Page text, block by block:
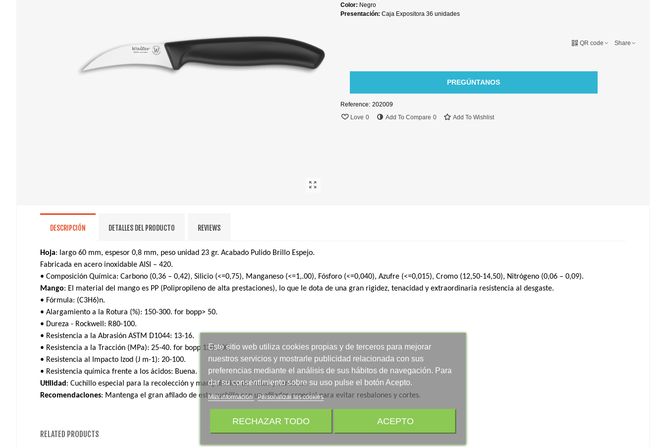
Color: Negro
Presentación: Caja Expositora 36 unidades
QR code Share
PREGÚNTANOS
Reference: 202009
Love 0 Add To Compare 0 Add To Wishlist
DESCRIPCIÓN DETALLES DEL PRODUCTO REVIEWS
Hoja: largo 60 mm, espesor 0,8 mm, peso unidad 23 gr. Acabado Pulido Brillo Espejo.
Fabricada en acero inoxidable AISI – 420.
• Composición Química: Carbono (0,36 – 0,42), Silicio (<=0,75), Manganeso (<=1,.00), Fósforo (<=0,040), Azufre (<=0,015), Cromo (12,50-14,50), Nitrógeno (0,06 – 0,09).
Mango: El material del mango es PP (Polipropileno de alta prestaciones), lo que le dota de una gran rigidez, tenacidad y extraordinaria resistencia al desgaste.
• Fórmula: (C3H6)n.
• Alargamiento a la Rotura (%): 150-300. for bopp> 50.
• Dureza - Rockwell: R80-100.
• Resistencia a la Abrasión ASTM D1044: 13-16.
• Resistencia a la Tracción (MPa): 25-40. for bopp 130-300.
• Resistencia al Impacto Izod (J m-1): 20-100.
• Resistencia química frente a los ácidos: Buena.
Utilidad : Cuchillo especial para la recolección y manipulación de frutas y verduras.
Recomendaciones: Mantenga el gran afilado de este cuchillo con un afilador especial para evitar resbalones y cortes.
RELATED PRODUCTS
Este sitio web utiliza cookies propias y de terceros para mejorar
nuestros servicios y mostrarle publicidad relacionada con sus
preferencias mediante el análisis de sus hábitos de navegación. Para
dar su consentimiento sobre su uso pulse el botón Acepto.
Más información Personalizar las cookies
RECHAZAR TODO ACEPTO